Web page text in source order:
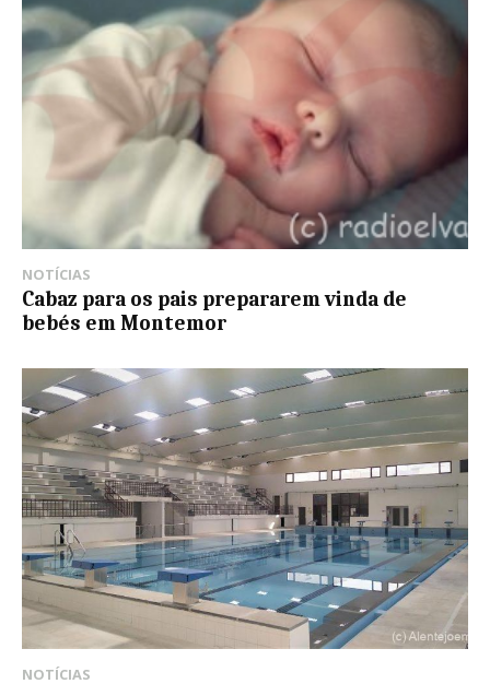
NOTÍCIAS
Cabaz para os pais prepararem vinda de
bebés em Montemor
NOTÍCIAS